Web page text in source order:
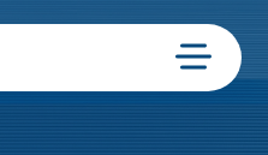
Menú